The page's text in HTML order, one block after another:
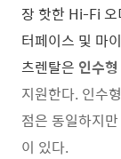
장 핫한 Hi-Fi 오
터페이스 및 마
츠렌탈은 인수
지원한다. 인수
점은 동일하지
이 있다.